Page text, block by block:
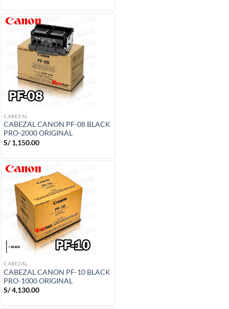
CABEZAL
CABEZAL CANON PF-08 BLACK
PRO-2000 ORIGINAL
S/1,150.00
CABEZAL
CABEZAL CANON PF-10 BLACK
PRO-1000 ORIGINAL
S/4,130.00